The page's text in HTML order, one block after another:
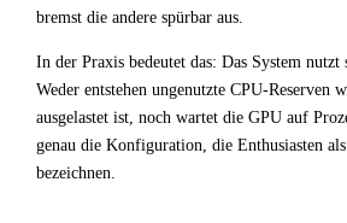
bremst die andere spürbar aus.
In der Praxis bedeutet das: Das System
Weder entstehen ungenutzte CPU-Reserven
ausgelastet ist, noch wartet die GPU auf
genau die Konfiguration, die Enthusiasten
bezeichnen.